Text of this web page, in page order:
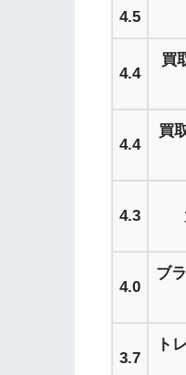
4.5
4.4
買
4.4
買
4.3
4.0
ブ
3.7
ト